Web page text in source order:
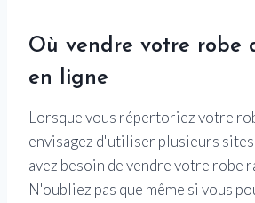
Où vendre votre robe
en ligne
Lorsque vous répertoriez votre
envisagez d'utiliser plusieurs
avez besoin de vendre votre robe
N'oubliez pas que même si vous